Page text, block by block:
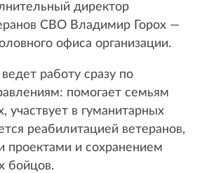
директор
СВО Владимир Горох —
офиса организации.
работу сразу по
помогает семьям
участвует в гуманитарных
реабилитацией ветеранов,
проектами и сохранением
бойцов.